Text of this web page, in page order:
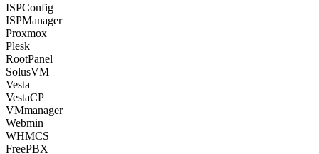
ISPConfig
ISPManager
Proxmox
Plesk
RootPanel
SolusVM
Vesta
VestaCP
VMmanager
Webmin
WHMCS
FreePBX